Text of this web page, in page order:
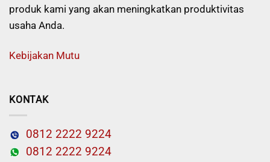
produk kami yang akan meningkatkan produktivitas
usaha Anda.
Kebijakan Mutu
KONTAK
0812 2222 9224
0812 2222 9224